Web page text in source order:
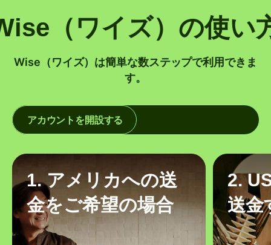
（ワイズ）の使い
Wise（ワイズ）は簡単な数ステップで利用できま
す。
アカウントを開設する
1. アメリカへの送
金をご希望の場合
2.
送金